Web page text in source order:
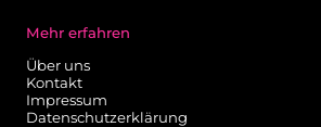
Mehr erfahren
Über uns
Kontakt
Impressum
Datenschutzerklärung